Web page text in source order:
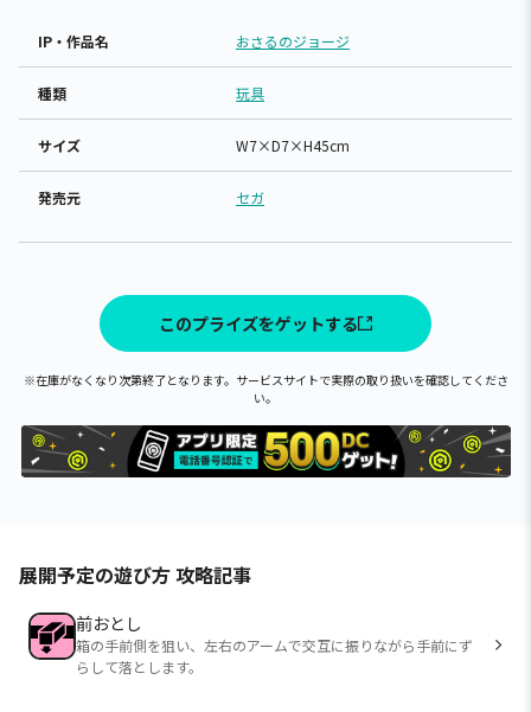
IP・作品名 おさるのジョージ
種類 玩具
サイズ W7×D7×H45cm
発売元 セガ
このプライズをゲットする
※在庫がなくなり次第終了となります。サービスサイトで実際の取り扱いを確認してくださ
い。
展開予定の遊び方 攻略記事
前おとし
箱の手前側を狙い、左右のアームで交互に振りながら手前にず
らして落とします。